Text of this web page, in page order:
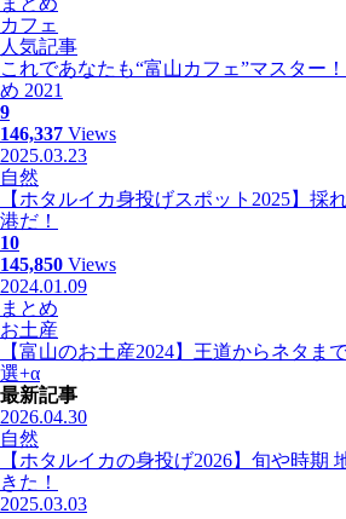
カフェ
人気記事
これであなたも“富山カフェ”マスター
め 2021
9
146,337 Views
2025.03.23
自然
【ホタルイカ身投げスポット2025】採
港だ！
10
145,850 Views
2024.01.09
まとめ
お土産
【富山のお土産2024】王道からネタま
選+α
最新記事
2026.04.30
自然
【ホタルイカの身投げ2026】旬や時期
きた！
2025.03.03